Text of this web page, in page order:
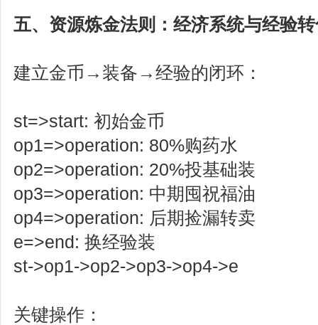
五、资源炼金法则：经济系统与经验
建立金币→装备→经验的闭环：
st=>start: 初始金币
op1=>operation: 80%购药水
op2=>operation: 20%投基础装
op3=>operation: 中期囤祝福油
op4=>operation: 后期捡漏转卖
e=>end: 换经验装
st->op1->op2->op3->op4->e
关键操作：